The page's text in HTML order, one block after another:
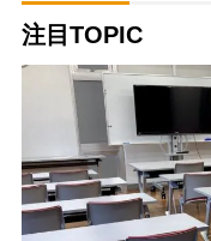
注目TOPIC